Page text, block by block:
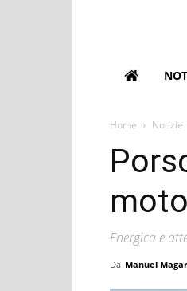
Home Notizie
Energica e
Da Manuel